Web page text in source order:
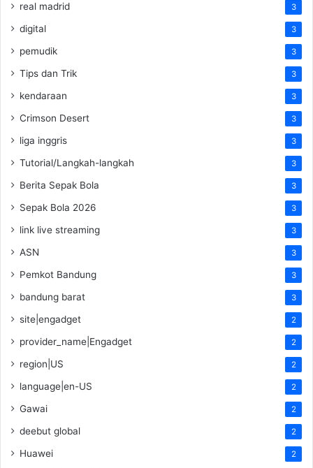
real madrid 3
digital 3
pemudik 3
Tips dan Trik 3
kendaraan 3
Crimson Desert 3
liga inggris 3
Tutorial/Langkah-langkah 3
Berita Sepak Bola 3
Sepak Bola 2026 3
link live streaming 3
ASN 3
Pemkot Bandung 3
bandung barat 3
site|engadget 2
provider_name|Engadget 2
region|US 2
language|en-US 2
Gawai 2
deebut global 2
Huawei 2